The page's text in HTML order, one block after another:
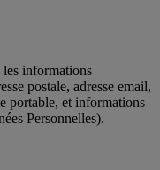
informations
postale, adresse email,
portable, et informations
Personnelles).